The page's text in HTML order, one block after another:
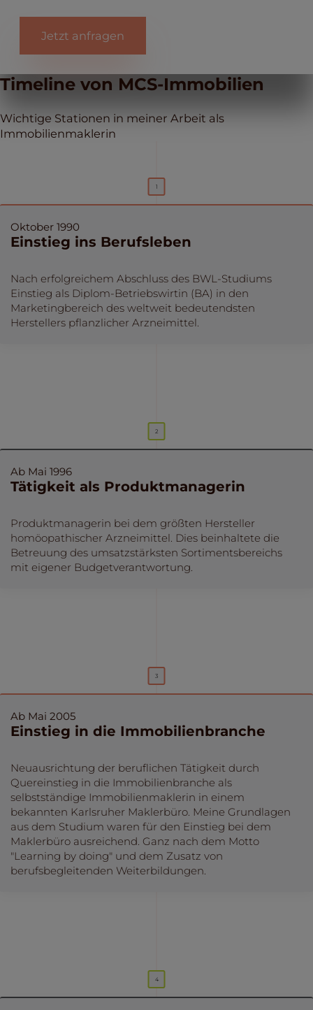
Jetzt anfragen
Timeline von MCS-Immobilien
Wichtige Stationen in meiner Arbeit als
Immobilienmaklerin
Oktober 1990
Einstieg ins Berufsleben
Nach erfolgreichem Abschluss des BWL-Studiums
Einstieg als Diplom-Betriebswirtin (BA) in den
Marketingbereich des weltweit bedeutendsten
Herstellers pflanzlicher Arzneimittel.
Ab Mai 1996
Tätigkeit als Produktmanagerin
Produktmanagerin bei dem größten Hersteller
homöopathischer Arzneimittel. Dies beinhaltete die
Betreuung des umsatzstärksten Sortimentsbereichs
mit eigener Budgetverantwortung.
Ab Mai 2005
Einstieg in die Immobilienbranche
Neuausrichtung der beruflichen Tätigkeit durch
Quereinstieg in die Immobilienbranche als
selbstständige Immobilienmaklerin in einem
bekannten Karlsruher Maklerbüro. Meine Grundlagen
aus dem Studium waren für den Einstieg bei dem
Maklerbüro ausreichend. Ganz nach dem Motto
"Learning by doing" und dem Zusatz von
berufsbegleitenden Weiterbildungen.